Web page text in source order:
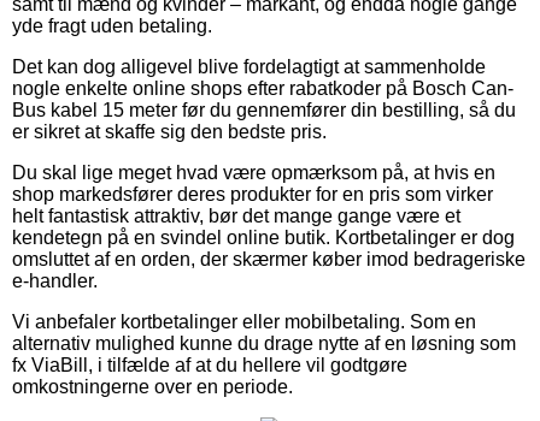
yde fragt uden betaling.
Det kan dog alligevel blive fordelagtigt at sammenholde
nogle enkelte online shops efter rabatkoder på Bosch Can-
Bus kabel 15 meter før du gennemfører din bestilling, så du
er sikret at skaffe sig den bedste pris.
Du skal lige meget hvad være opmærksom på, at hvis en
shop markedsfører deres produkter for en pris som virker
helt fantastisk attraktiv, bør det mange gange være et
kendetegn på en svindel online butik. Kortbetalinger er dog
omsluttet af en orden, der skærmer køber imod bedrageriske
e-handler.
Vi anbefaler kortbetalinger eller mobilbetaling. Som en
alternativ mulighed kunne du drage nytte af en løsning som
fx ViaBill, i tilfælde af at du hellere vil godtgøre
omkostningerne over en periode.